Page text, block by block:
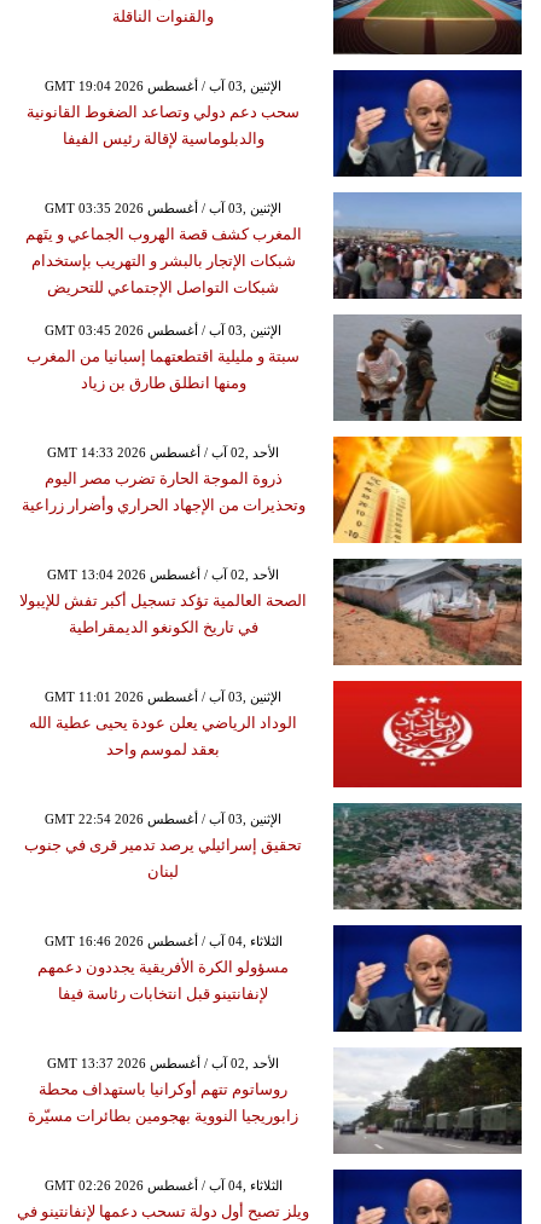
والقنوات الناقلة
GMT 19:04 2026 الإثنين ,03 آب / أغسطس
سحب دعم دولي وتصاعد الضغوط القانونية
والدبلوماسية لإقالة رئيس الفيفا
GMT 03:35 2026 الإثنين ,03 آب / أغسطس
المغرب كشف قصة الهروب الجماعي و يتَهم
شبكات الإتجار بالبشر و التهريب بإستخدام
شبكات التواصل الإجتماعي للتحريض
GMT 03:45 2026 الإثنين ,03 آب / أغسطس
سبتة و مليلية اقتطعتهما إسبانيا من المغرب
ومنها انطلق طارق بن زياد
GMT 14:33 2026 الأحد ,02 آب / أغسطس
ذروة الموجة الحارة تضرب مصر اليوم
وتحذيرات من الإجهاد الحراري وأضرار زراعية
GMT 13:04 2026 الأحد ,02 آب / أغسطس
الصحة العالمية تؤكد تسجيل أكبر تفش للإيبولا
في تاريخ الكونغو الديمقراطية
GMT 11:01 2026 الإثنين ,03 آب / أغسطس
الوداد الرياضي يعلن عودة يحيى عطية الله
بعقد لموسم واحد
GMT 22:54 2026 الإثنين ,03 آب / أغسطس
تحقيق إسرائيلي يرصد تدمير قرى في جنوب
لبنان
GMT 16:46 2026 الثلاثاء ,04 آب / أغسطس
مسؤولو الكرة الأفريقية يجددون دعمهم
لإنفانتينو قبل انتخابات رئاسة فيفا
GMT 13:37 2026 الأحد ,02 آب / أغسطس
روساتوم تتهم أوكرانيا باستهداف محطة
زابوريجيا النووية بهجومين بطائرات مسيّرة
GMT 02:26 2026 الثلاثاء ,04 آب / أغسطس
ويلز تصبح أول دولة تسحب دعمها لإنفانتينو في